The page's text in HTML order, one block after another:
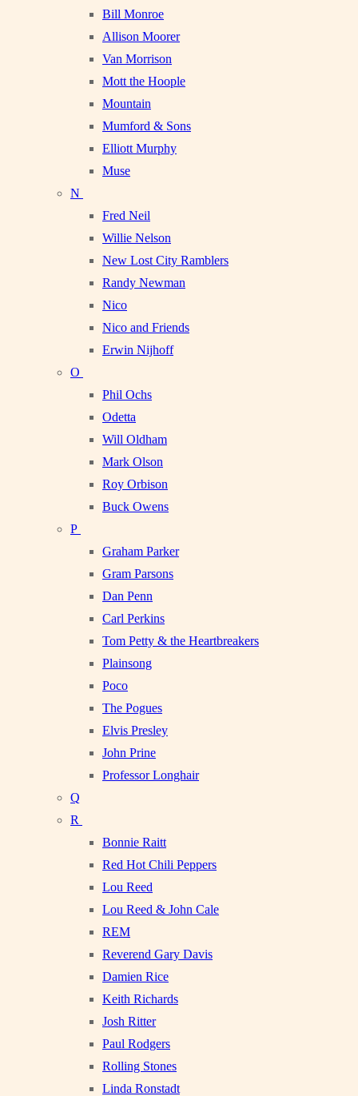
Bill Monroe
Allison Moorer
Van Morrison
Mott the Hoople
Mountain
Mumford & Sons
Elliott Murphy
Muse
N
Fred Neil
Willie Nelson
New Lost City Ramblers
Randy Newman
Nico
Nico and Friends
Erwin Nijhoff
O
Phil Ochs
Odetta
Will Oldham
Mark Olson
Roy Orbison
Buck Owens
P
Graham Parker
Gram Parsons
Dan Penn
Carl Perkins
Tom Petty & the Heartbreakers
Plainsong
Poco
The Pogues
Elvis Presley
John Prine
Professor Longhair
Q
R
Bonnie Raitt
Red Hot Chili Peppers
Lou Reed
Lou Reed & John Cale
REM
Reverend Gary Davis
Damien Rice
Keith Richards
Josh Ritter
Paul Rodgers
Rolling Stones
Linda Ronstadt